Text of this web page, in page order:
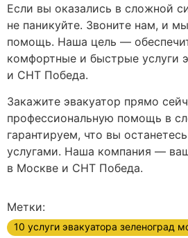
Если вы оказались в сложной
не паникуйте. Звоните нам, и
помощь. Наша цель —
комфортные и быстрые услуги
и СНТ Победа.
Закажите эвакуатор прямо
профессиональную помощь в
гарантируем, что вы
услугами. Наша компания —
в Москве и СНТ Победа.
Метки:
10 услуги эвакуатора зеленоград